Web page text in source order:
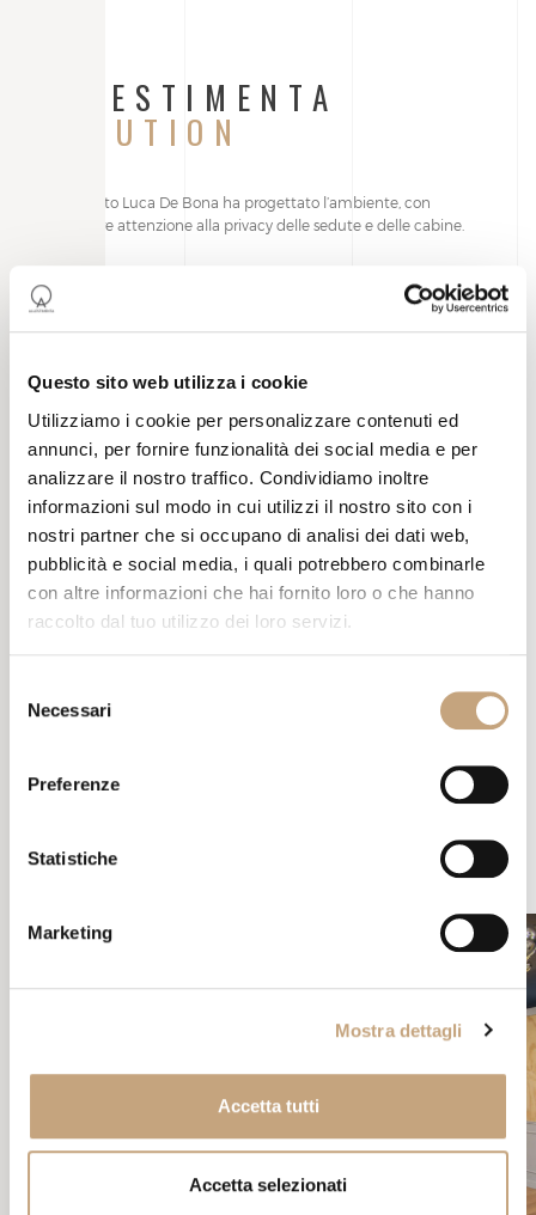
Questo sito web utilizza i cookie
Utilizziamo i cookie per personalizzare contenuti ed
annunci, per fornire funzionalità dei social media e per
analizzare il nostro traffico. Condividiamo inoltre
informazioni sul modo in cui utilizzi il nostro sito con i
nostri partner che si occupano di analisi dei dati web,
pubblicità e social media, i quali potrebbero combinarle
con altre informazioni che hai fornito loro o che hanno
raccolto dal tuo utilizzo dei loro servizi.
delNecessari
Preferenze
Statistiche
Marketing
Mostra dettagli
Accetta tutti
Accetta selezionati
ALLESTIMENTA
SOLUTION
L’architetto Luca De Bona ha progettato l’ambiente, con
particolare attenzione alla privacy delle sedute e delle cabine.
DREAM –
VILLAFRANCA DI
VERONA
In qualità di general contractor abbiamo seguito i lavori di
ammodernamento dell’ambiente.
Il nostro focus è stato la creazione di un’area centrale dedicata alla
Un particolare degno di nota è poi legato all’illuminazione, per la
da Luca De Bona per Karman.